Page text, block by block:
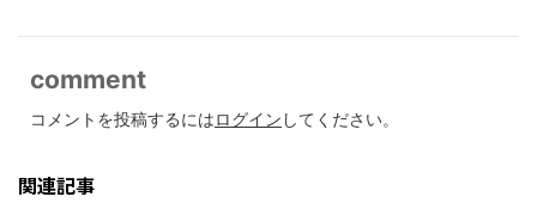
comment
コメントを投稿するにはログイン してください。
関連記事